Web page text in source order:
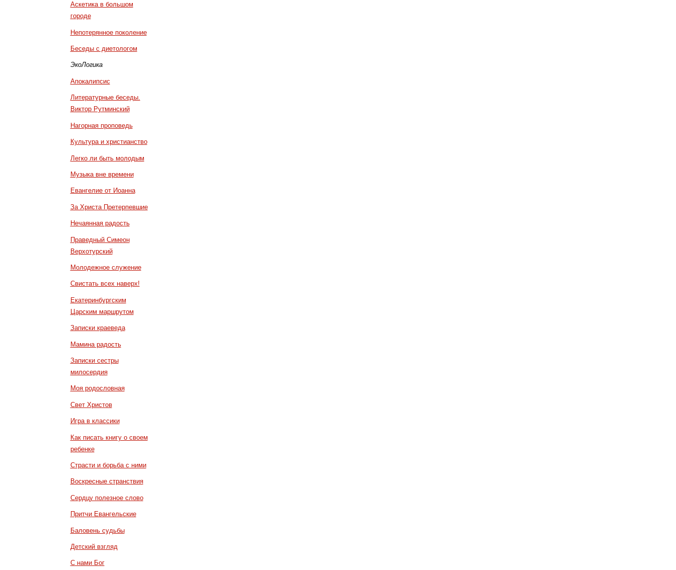
Аскетика в большом
городе
Непотерянное поколение
Беседы с диетологом
ЭкоЛогика
Апокалипсис
Литературные беседы.
Виктор Рутминский
Нагорная проповедь
Культура и христианство
Легко ли быть молодым
Музыка вне времени
Евангелие от Иоанна
За Христа Претерпевшие
Нечаянная радость
Праведный Симеон
Верхотурский
Молодежное служение
Свистать всех наверх!
Екатеринбургским
Царским маршрутом
Записки краеведа
Мамина радость
Записки сестры
милосердия
Моя родословная
Свет Христов
Игра в классики
Как писать книгу о своем
ребенке
Страсти и борьба с ними
Воскресные странствия
Сердцу полезное слово
Притчи Евангельские
Баловень судьбы
Детский взгляд
С нами Бог